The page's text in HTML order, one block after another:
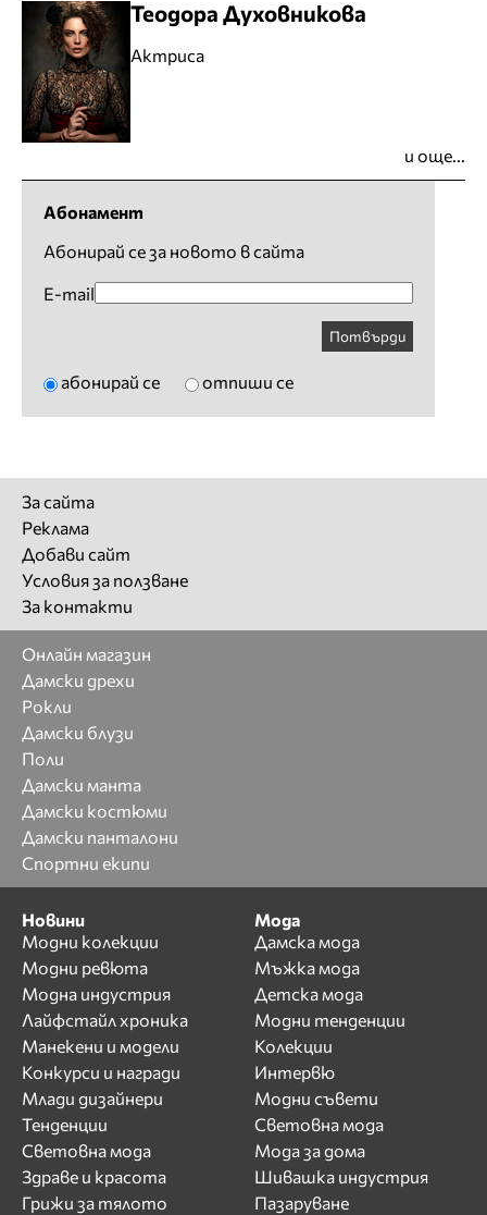
Теодора Духовникова
Актриса
и още...
Абонамент
Абонирай се за новото в сайта
E-mail
Потвърди
абонирай се отпиши се
За сайта
Реклама
Добави сайт
Условия за ползване
За контакти
Онлайн магазин
Дамски дрехи
Рокли
Дамски блузи
Поли
Дамски манта
Дамски костюми
Дамски панталони
Спортни екипи
Новини
Модни колекции
Модни ревюта
Модна индустрия
Лайфстайл хроника
Манекени и модели
Конкурси и награди
Млади дизайнери
Тенденции
Световна мода
Здраве и красота
Грижи за тялото
Мода
Дамска мода
Мъжка мода
Детска мода
Модни тенденции
Колекции
Интервю
Модни съвети
Световна мода
Мода за дома
Шивашка индустрия
Пазаруване